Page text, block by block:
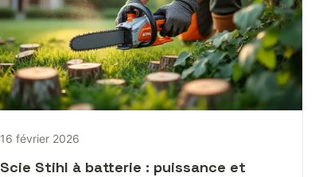
16 février 2026
Scie Stihl à batterie : puissance et